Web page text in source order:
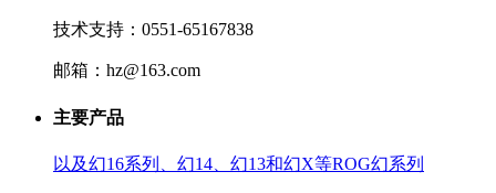
技术支持：0551-65167838
邮箱：hz@163.com
主要产品
以及幻16系列、幻14、幻13和幻X等ROG幻系列